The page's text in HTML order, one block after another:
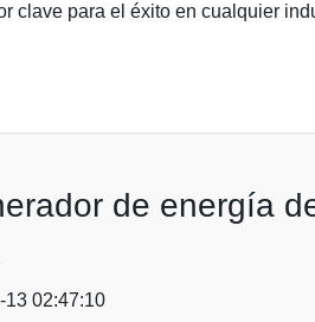
clave para el éxito en cualquier
de energía
13 02:47:10